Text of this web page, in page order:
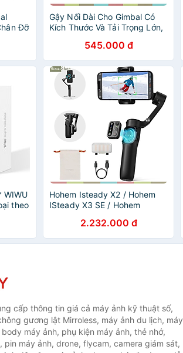
Đỡ
Gậy Nối Dài Cho Gimbal Có
Kích Thước Và Tải Trọng Lớn,
nhập khẩu545.000 đ
WIWU
theo
kính
Hohem Isteady X2 / Hohem
ISteady X3 SE / Hohem
cầm chống rung có remote
điều khiển từ xa dùng cho
smartphone - Hàng Chính
2.232.000 đ
cấp thông tin giá cả máy ảnh kỹ thuật số,
gương lật Mirroless, máy ảnh du lịch, máy
máy ảnh, phụ kiện máy ảnh, thẻ nhớ,
máy ảnh, drone, flycam, camera giám sát,